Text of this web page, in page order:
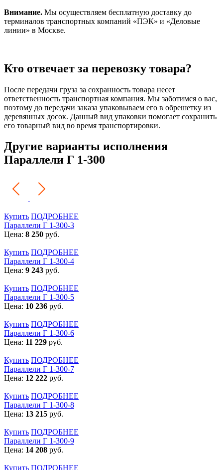
Внимание. Мы осуществляем бесплатную доставку до
терминалов транспортных компаний «ПЭК» и «Деловые
линии» в Москве.
Кто отвечает за перевозку товара?
После передачи груза за сохранность товара несет
ответственность транспортная компания. Мы заботимся о вас,
поэтому до передачи заказа упаковываем его в обрешетку из
деревянных досок. Данный вид упаковки помогает сохранить
его товарный вид во время транспортировки.
Другие варианты исполнения
Параллели Г 1-300
Купить ПОДРОБНЕЕ
Параллели Г 1-300-3
Цена: 8 250 руб.
Купить ПОДРОБНЕЕ
Параллели Г 1-300-4
Цена: 9 243 руб.
Купить ПОДРОБНЕЕ
Параллели Г 1-300-5
Цена: 10 236 руб.
Купить ПОДРОБНЕЕ
Параллели Г 1-300-6
Цена: 11 229 руб.
Купить ПОДРОБНЕЕ
Параллели Г 1-300-7
Цена: 12 222 руб.
Купить ПОДРОБНЕЕ
Параллели Г 1-300-8
Цена: 13 215 руб.
Купить ПОДРОБНЕЕ
Параллели Г 1-300-9
Цена: 14 208 руб.
Купить ПОДРОБНЕЕ